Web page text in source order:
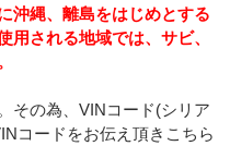
沖縄、離島をはじめとする
用される地域では、サビ、
その為、VINコード(シリア
コードをお伝え頂きこちら